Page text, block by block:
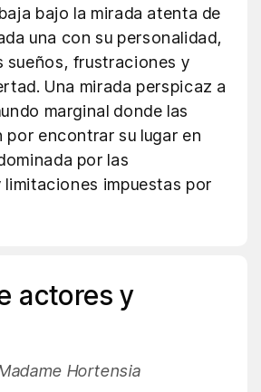
bajo la mirada atenta de
una con su personalidad,
sueños, frustraciones y
Una mirada perspicaz a
marginal donde las
por encontrar su lugar en
por las
impuestas por
actores y
Hortensia